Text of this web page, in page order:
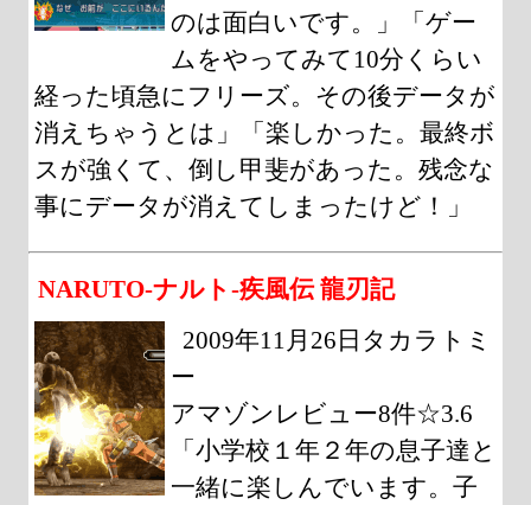
のは面白いです。」「ゲー
ムをやってみて10分くらい
経った頃急にフリーズ。その後データが
消えちゃうとは」「楽しかった。最終ボ
スが強くて、倒し甲斐があった。残念な
事にデータが消えてしまったけど！」
NARUTO-ナルト-疾風伝 龍刃記
2009年11月26日タカラトミ
ー
アマゾンレビュー8件☆3.6
「小学校１年２年の息子達と
一緒に楽しんでいます。子